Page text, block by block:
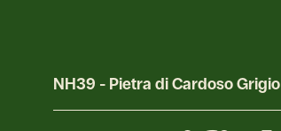
NH39 - Pietra di Cardoso Grigio